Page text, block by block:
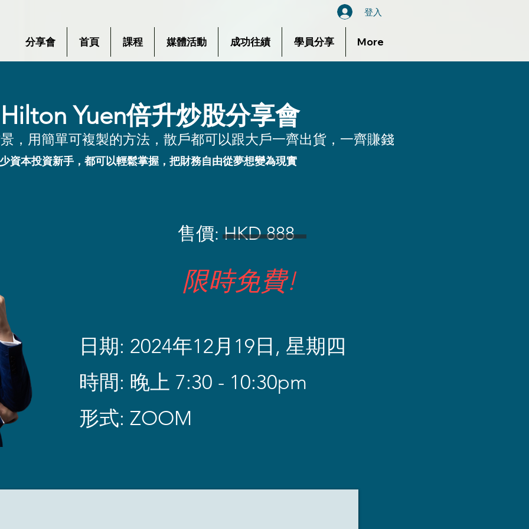
登入
分享會 首頁 課程 媒體活動 成功往績 學員分享 More
Hilton Yuen倍升炒股分享會
，用簡單可複製的方法，散戶都可以跟大戶一齊出貨，一齊賺錢
資本投資新手，都可以輕鬆掌握，把財務自由從夢想變為現實
售價: HKD 888
​限時免費!
日期: 2024年12月19日, 星期四
時間: 晚上 7:30 - 10:30pm
​形式: ZOOM